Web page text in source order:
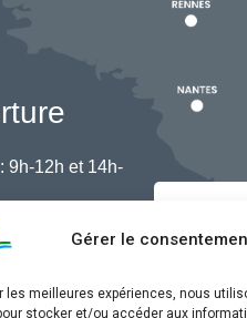
Gérer le
les meilleures expériences, nous
stocker et/ou accéder aux
9h-12h et 14h-